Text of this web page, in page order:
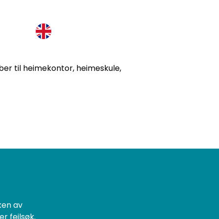
til heimekontor, heimeskule,
av